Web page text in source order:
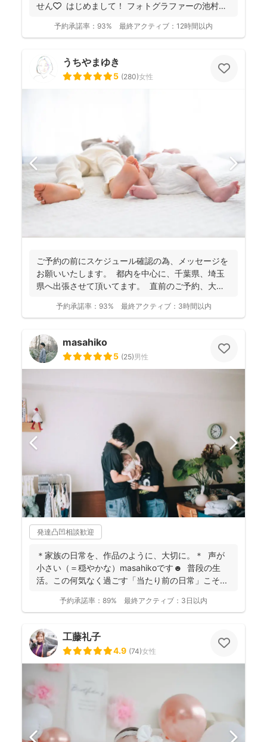
せん🧡 ⁡ はじめまして！ フォトグラファーの池村
予約承諾率： 93% 最終アクティブ： 12時間以内
うちやまゆき
5 (280)女性
ご予約の前にスケジュール確認の為、 メッセージを
お願いいたします。 都内を中心に、千葉県、埼玉
県へ出張させて頂いてます。 直前のご予約、大歓
予約承諾率： 93% 最終アクティブ： 3時間以内
masahiko
5 (25)男性
発達凸凹相談歓迎
＊家族の日常を、作品のように、大切に。＊ 声が
小さい（＝穏やかな）masahikoです☻ 普段の生
活。この何気なく過ごす「当たり前の日常」こそ...
予約承諾率： 89% 最終アクティブ： 3日以内
工藤礼子
4.9 (74)女性